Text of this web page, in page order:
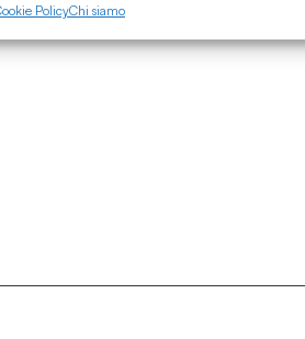
PolicyChi siamo